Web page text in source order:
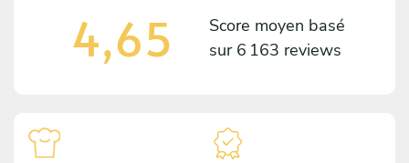
4,65
Score moyen basé
sur 6 163 reviews